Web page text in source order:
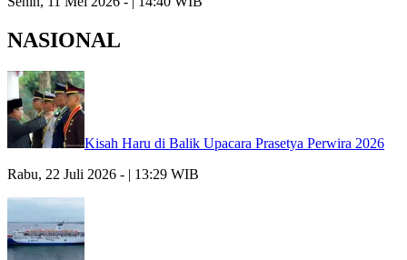
NASIONAL
Kisah Haru di Balik Upacara Prasetya Perwira 2026
Rabu, 22 Juli 2026 - | 13:29 WIB